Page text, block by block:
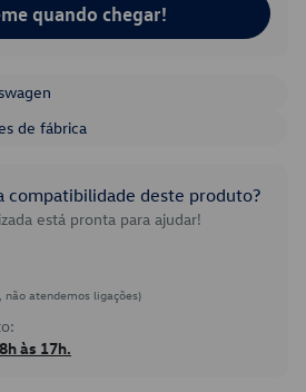
quando chegar!
de fábrica
compatibilidade deste produto?
está pronta para ajudar!
não atendemos ligações)
às 17h.